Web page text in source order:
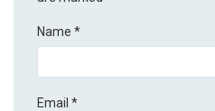
Name*
Email*